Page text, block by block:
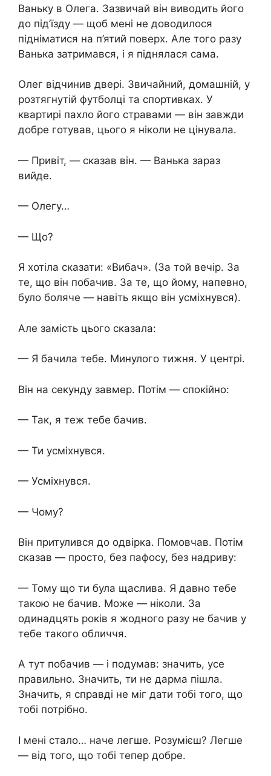
Ваньку в Олега. Зазвичай він виводить його
до під’їзду — щоб мені не доводилося
підніматися на п’ятий поверх. Але того разу
Ванька затримався, і я піднялася сама.
Олег відчинив двері. Звичайний, домашній, у
розтягнутій футболці та спортивках. У
квартирі пахло його стравами — він завжди
добре готував, цього я ніколи не цінувала.
— Привіт, — сказав він. — Ванька зараз
вийде.
— Олегу…
— Що?
Я хотіла сказати: «Вибач». (За той вечір. За
те, що він побачив. За те, що йому, напевно,
було боляче — навіть якщо він усміхнувся).
Але замість цього сказала:
— Я бачила тебе. Минулого тижня. У центрі.
Він на секунду завмер. Потім — спокійно:
— Так, я теж тебе бачив.
— Ти усміхнувся.
— Усміхнувся.
— Чому?
Він притулився до одвірка. Помовчав. Потім
сказав — просто, без пафосу, без надриву:
— Тому що ти була щаслива. Я давно тебе
такою не бачив. Може — ніколи. За
одинадцять років я жодного разу не бачив у
тебе такого обличчя.
А тут побачив — і подумав: значить, усе
правильно. Значить, ти не дарма пішла.
Значить, я справді не міг дати тобі того, що
тобі потрібно.
І мені стало… наче легше. Розумієш? Легше
— від того, що тобі тепер добре.